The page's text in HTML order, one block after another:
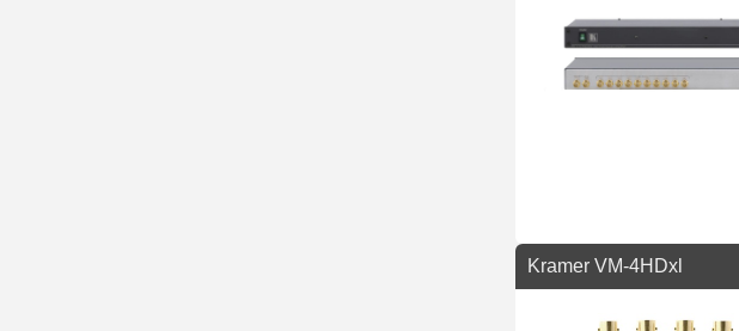
Kramer VM-4HDxl